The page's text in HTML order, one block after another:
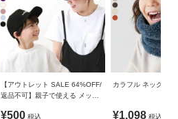
【アウトレット SALE 64%OFF/
返品不可】親子で使える メッシ
¥500 税込
カラフル ネックウ
¥1,098 税込